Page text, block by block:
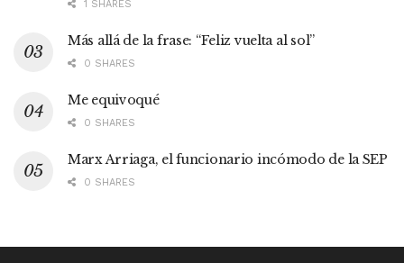
1 SHARES
Más allá de la frase: “Feliz vuelta al sol”
0 SHARES
Me equivoqué
0 SHARES
Marx Arriaga, el funcionario incómodo de la SEP
0 SHARES